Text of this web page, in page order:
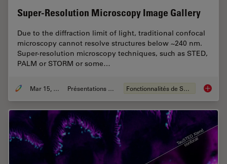
Super-Resolution Microscopy Image Gallery
Due to the diffraction limit of light, traditional confocal
microscopy cannot resolve structures below ~240 nm.
Super-resolution microscopy techniques, such as STED,
PALM or STORM or some…
Mar 15, 2024 Présentations du CSF Fonctionnalités de STELLARIS Super-